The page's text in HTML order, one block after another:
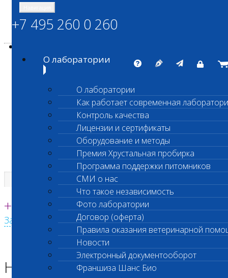
ШАНС БИО
Независимая ветеринарная лаборатория
Единая круглосуточная справочная
+7 495 260 0 260
Заказать звонок с сайта
+7 495 260 0 260
О лаборатории
О лаборатории
Как работает современная
Контроль качества
Лицензии и сертификаты
Оборудование и методы
Премия Хрустальная пробирка
Программа поддержки питомников
СМИ о нас
Что такое независимость
Фото лаборатории
Договор (оферта)
Правила оказания ветеринарной
Новости
Электронный документооборот
Франшиза Шанс Био
Главная страница
Новости лаборатории